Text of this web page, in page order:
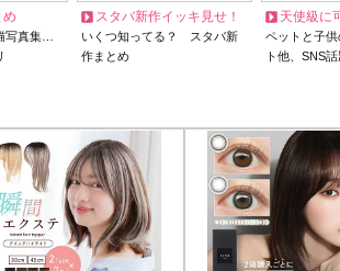
め
写真集…
スタバ新作イッキ見せ！
いくつ知ってる？ スタバ新
作まとめ
天使級に
ペットと子
ト他、SNS